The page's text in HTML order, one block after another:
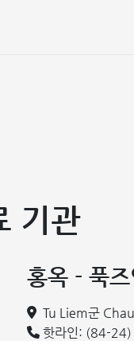
상선이 커지고 만져보
압박하여 목소리가 쉬
VI군 림프절에서 흔히
기관
홍옥 - 푹즈
Tu Liem군
핫라인: (84-